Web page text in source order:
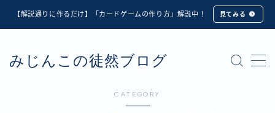
【解説通りに作るだけ】「カードゲームの作り方」解説中！ 見てみる
みじんこの徒然ブログ
★修正版★【Unity カードゲーム】オンライン対戦機能
CATEGORY